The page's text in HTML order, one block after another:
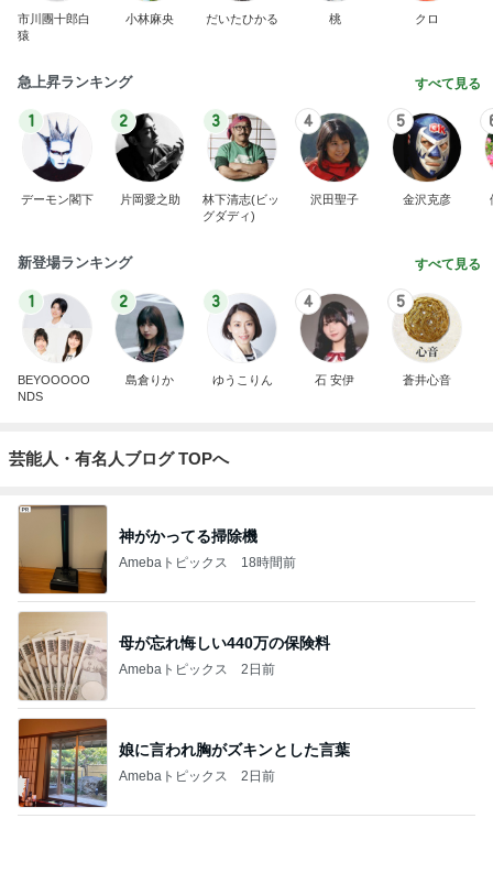
市川團十郎白
猿
小林麻央 だいたひかる 桃 クロ
急上昇ランキング すべて見る
1
デーモン閣下
2
片岡愛之助
3
林下清志(ビッ
グダディ)
4
沢田聖子
5
金沢克彦
新登場ランキング すべて見る
1
BEYOOOOO
NDS
2
島倉りか
3
ゆうこりん
4
石 安伊
5
蒼井心音
芸能人・有名人ブログ TOPへ
神がかってる掃除機
Amebaトピックス 18時間前
母が忘れ悔しい440万の保険料
Amebaトピックス 2日前
娘に言われ胸がズキンとした言葉
Amebaトピックス 2日前